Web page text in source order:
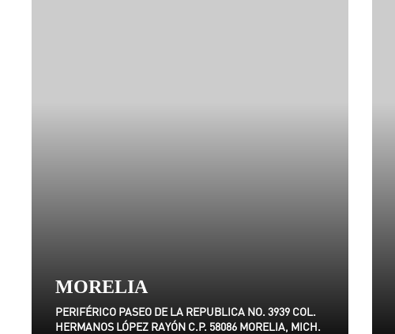
MORELIA
PERIFÉRICO PASEO DE LA REPUBLICA NO. 3939 COL.
HERMANOS LÓPEZ RAYÓN C.P. 58086 MORELIA, MICH.